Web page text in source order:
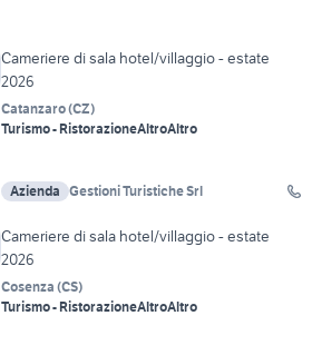
Cameriere di sala hotel/villaggio - estate
2026
Catanzaro(CZ)
Turismo - RistorazioneAltroAltro
Azienda Gestioni Turistiche Srl
Cameriere di sala hotel/villaggio - estate
2026
Cosenza (CS)
Turismo - RistorazioneAltroAltro